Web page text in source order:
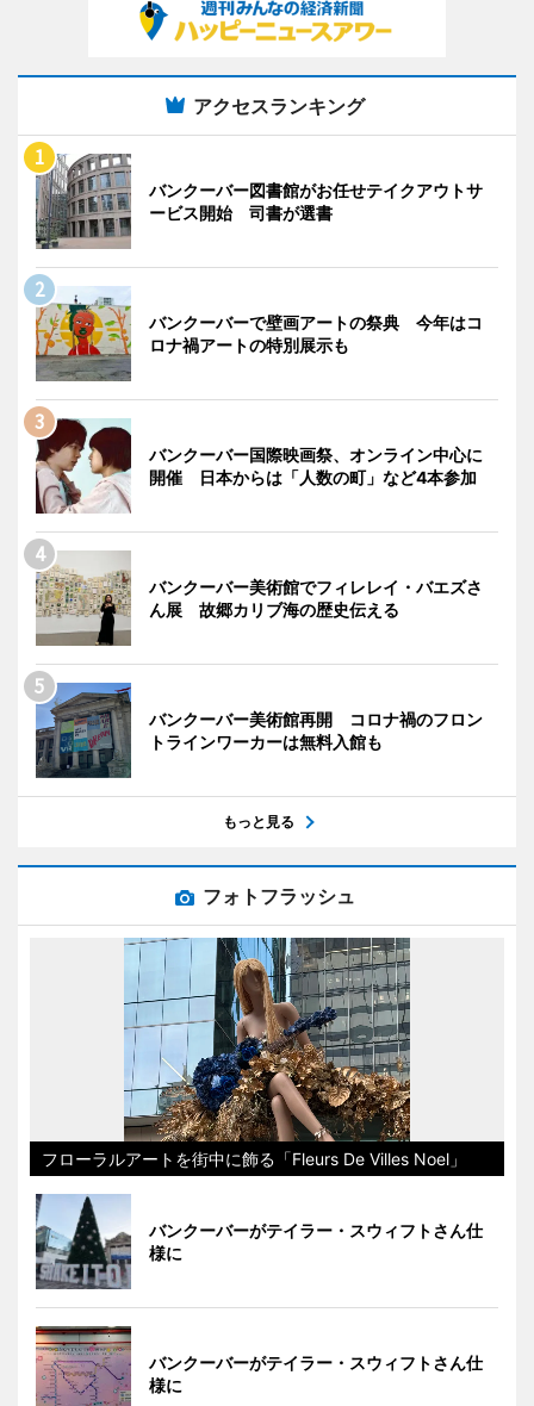
アクセスランキング
バンクーバー図書館がお任せテイクアウトサ
ービス開始 司書が選書
バンクーバーで壁画アートの祭典 今年はコ
ロナ禍アートの特別展示も
バンクーバー国際映画祭、オンライン中心に
開催 日本からは「人数の町」など4本参加
バンクーバー美術館でフィレレイ・バエズさ
ん展 故郷カリブ海の歴史伝える
バンクーバー美術館再開 コロナ禍のフロン
トラインワーカーは無料入館も
もっと見る
フォトフラッシュ
フローラルアートを街中に飾る「Fleurs De Villes Noel」
バンクーバーがテイラー・スウィフトさん仕
様に
バンクーバーがテイラー・スウィフトさん仕
様に